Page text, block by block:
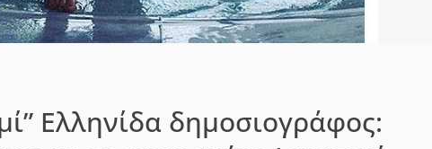
Ελληνίδα δημοσιογράφος: